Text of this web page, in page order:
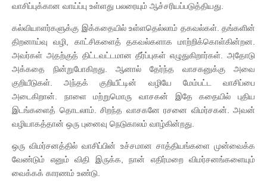
வாசிப்புக்கான வாய்ப்பு உள்ளது பலரையும் ஆச்சரியப்படுத்தியது.
கல்வியாளர்களுக்கு இக்கதையில் உள்ளதெல்லாம் தகவல்கள். தங்களின்
திறனாய்வு வழி, காட்சிகளைத் தகவல்களாக மாற்றிக்கொள்கின்றன.
அவர்கள் அதற்குத் திட்டவட்டமான தீர்ப்புகள் எழுதுகிறார்கள். அதோடு
அக்கதை நின்றுபோகிறது. ஆனால் தேர்ந்த வாசகனுக்கு அவை
குறியீடுகள். அந்தக் குறியீட்டின் வழியே மேம்பட்ட வாசிப்பை
அடைகிறான். நாளை மற்றுமொரு வாசகன் இதே கதையில் புதிய
இடங்களைத் தொடலாம். சிறந்த வாசகனே ரசனை விமர்சகன். அவன்
வழியாகத்தான் ஒரு புனைவு நெடுகாலம் வாழ்கின்றது.
ஒரு விமர்சனத்தில் வாசிப்பின் உச்சமான சாத்தியங்களை முன்வைக்க
வேண்டும் எனும் விதி இருக்க, நான் எதிர்மறை விமர்சனங்களையும்
வைக்கக் காரணம் உண்டு.